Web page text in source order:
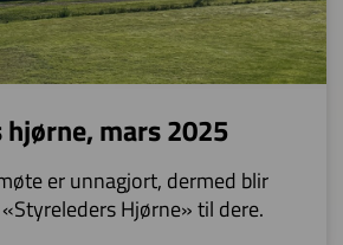
mars 2025
er unnagjort, dermed blir
Hjørne» til dere.